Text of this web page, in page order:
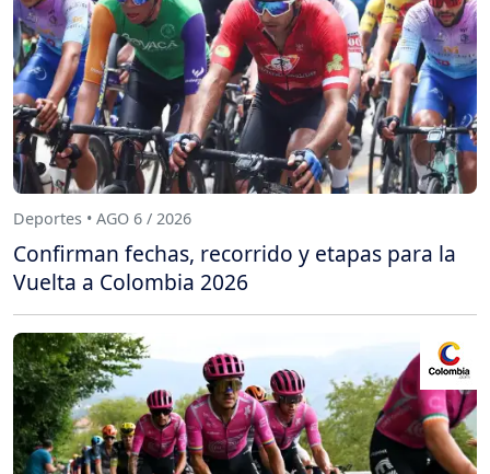
Deportes • AGO 6 / 2026
Confirman fechas, recorrido y etapas para la
Vuelta a Colombia 2026